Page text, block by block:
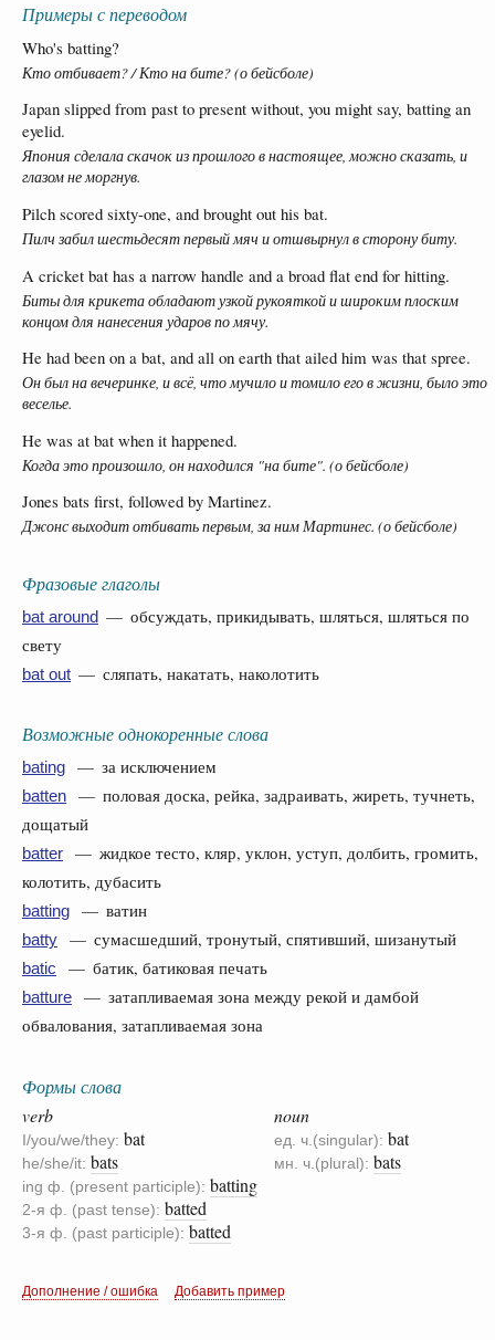
Примеры с переводом
Who's batting?
Кто отбивает? / Кто на бите? (о бейсболе)
Japan slipped from past to present without, you might say, batting an
eyelid.
Япония сделала скачок из прошлого в настоящее, можно сказать, и
глазом не моргнув.
Pilch scored sixty-one, and brought out his bat.
Пилч забил шестьдесят первый мяч и отшвырнул в сторону биту.
A cricket bat has a narrow handle and a broad flat end for hitting.
Биты для крикета обладают узкой рукояткой и широким плоским
концом для нанесения ударов по мячу.
He had been on a bat, and all on earth that ailed him was that spree.
Он был на вечеринке, и всё, что мучило и томило его в жизни, было это
веселье.
He was at bat when it happened.
Когда это произошло, он находился "на бите". (о бейсболе)
Jones bats first, followed by Martinez.
Джонс выходит отбивать первым, за ним Мартинес. (о бейсболе)
Фразовые глаголы
bat around — обсуждать, прикидывать, шляться, шляться по
свету
bat out — сляпать, накатать, наколотить
Возможные однокоренные слова
bating — за исключением
batten
— половая доска, рейка, задраивать, жиреть, тучнеть,
дощатый
batter
— жидкое тесто, кляр, уклон, уступ, долбить, громить,
колотить, дубасить
batting — ватин
batty — сумасшедший, тронутый, спятивший, шизанутый
batic — батик, батиковая печать
batture
— затапливаемая зона между рекой и дамбой
обвалования, затапливаемая зона
Формы слова
verb
I/you/we/they: bat
he/she/it: bats
ing ф. (present participle): batting
2-я ф. (past tense): batted
3-я ф. (past participle): batted
noun
ед. ч.(singular): bat
мн. ч.(plural): bats
Дополнение / ошибка Добавить пример